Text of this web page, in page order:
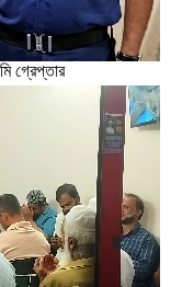
গ্রেপ্তার